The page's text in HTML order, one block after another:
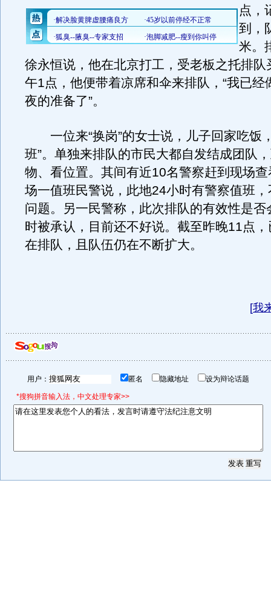
点，
到，
米。
徐永恒说，他在北京打工，受老板之托排队
午1点，他便带着凉席和伞来排队，“我已经
夜的准备了”。
一位来“换岗”的女士说，儿子回家吃饭
班”。单独来排队的市民大都自发结成团队
物、看位置。其间有近10名警察赶到现场
场一值班民警说，此地24小时有警察值班
问题。另一民警称，此次排队的有效性是否
时被承认，目前还不好说。截至昨晚11点
在排队，且队伍仍在不断扩大。
[我
用户： 匿名 隐藏地址 设为辩论话题
*搜狗拼音输入法，中文处理专家>>